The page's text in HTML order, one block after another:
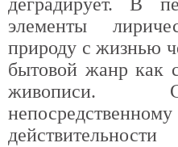
элементы
природу с жизнью
бытовой жанр как
живописи.